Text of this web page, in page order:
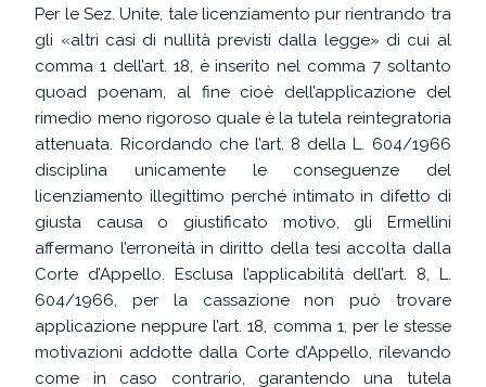
Per le Sez. Unite, tale licenziamento pur rientrando tra
gli «altri casi di nullità previsti dalla legge» di cui al
comma 1 dell’art. 18, è inserito nel comma 7 soltanto
quoad poenam, al fine cioè dell’applicazione del
rimedio meno rigoroso quale è la tutela reintegratoria
attenuata. Ricordando che l’art. 8 della L. 604/1966
disciplina unicamente le conseguenze del
licenziamento illegittimo perché intimato in difetto di
giusta causa o giustificato motivo, gli Ermellini
affermano l’erroneità in diritto della tesi accolta dalla
Corte d’Appello. Esclusa l’applicabilità dell’art. 8, L.
604/1966, per la cassazione non può trovare
applicazione neppure l’art. 18, comma 1, per le stesse
motivazioni addotte dalla Corte d’Appello, rilevando
come in caso contrario, garantendo una tutela